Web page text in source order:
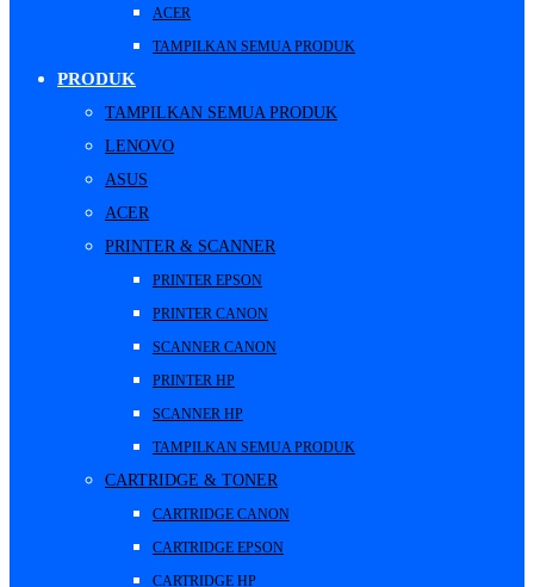
ACER
TAMPILKAN SEMUA PRODUK
PRODUK
TAMPILKAN SEMUA PRODUK
LENOVO
ASUS
ACER
PRINTER & SCANNER
PRINTER EPSON
PRINTER CANON
SCANNER CANON
PRINTER HP
SCANNER HP
TAMPILKAN SEMUA PRODUK
CARTRIDGE & TONER
CARTRIDGE CANON
CARTRIDGE EPSON
CARTRIDGE HP